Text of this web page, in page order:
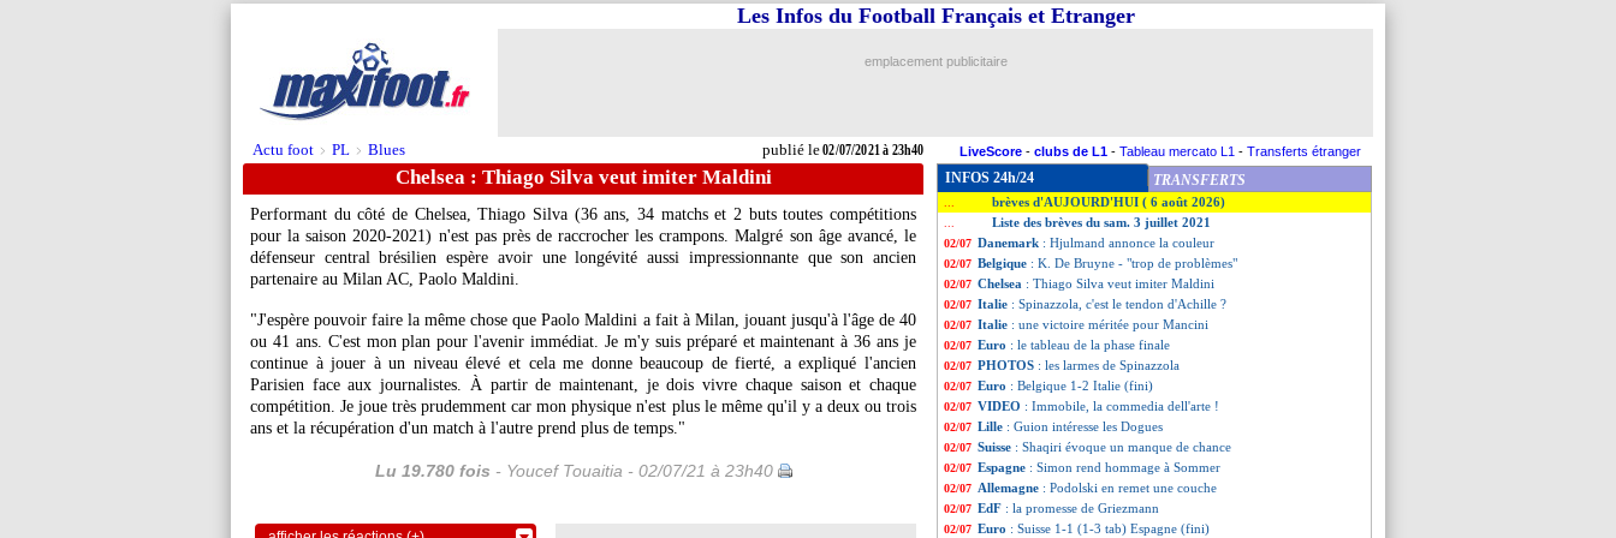
Actu foot > PL > Blues publié le02/07/2021 à 23h40
Les Infos du Football Français et Etranger
emplacement publicitaire
LiveScore - clubs de L1 - Tableau mercato L1 - Transferts étranger
Chelsea : Thiago Silva veut imiter Maldini
Performant du côté de Chelsea, Thiago Silva (36 ans, 34 matchs et 2 buts toutes compétitions
pour la saison 2020-2021) n'est pas près de raccrocher les crampons. Malgré son âge avancé, le
défenseur central brésilien espère avoir une longévité aussi impressionnante que son ancien
partenaire au Milan AC, Paolo Maldini.
"J'espère pouvoir faire la même chose que Paolo Maldini a fait à Milan, jouant jusqu'à l'âge de 40
ou 41 ans. C'est mon plan pour l'avenir immédiat. Je m'y suis préparé et maintenant à 36 ans je
continue à jouer à un niveau élevé et cela me donne beaucoup de fierté, a expliqué l'ancien
Parisien face aux journalistes. À partir de maintenant, je dois vivre chaque saison et chaque
compétition. Je joue très prudemment car mon physique n'est plus le même qu'il y a deux ou trois
ans et la récupération d'un match à l'autre prend plus de temps."
Lu 19.780 fois - Youcef Touaitia - 02/07/21 à 23h40
INFOS 24h/24 TRANSFERTS
brèves d'AUJOURD'HUI ( 6 août 2026)
Liste des brèves du sam. 3 juillet 2021
02/07 Danemark : Hjulmand annonce la couleur
02/07 Belgique : K. De Bruyne - "trop de problèmes"
02/07 Chelsea : Thiago Silva veut imiter Maldini
02/07 Italie : Spinazzola, c'est le tendon d'Achille ?
02/07 Italie : une victoire méritée pour Mancini
02/07 Euro : le tableau de la phase finale
02/07 PHOTOS : les larmes de Spinazzola
02/07 Euro : Belgique 1-2 Italie (fini)
02/07 VIDEO : Immobile, la commedia dell'arte !
02/07 Lille : Guion intéresse les Dogues
02/07 Suisse : Shaqiri évoque un manque de chance
02/07 Espagne : Simon rend hommage à Sommer
02/07 Allemagne : Podolski en remet une couche
02/07 EdF : la promesse de Griezmann
02/07 Euro : Suisse 1-1 (1-3 tab) Espagne (fini)